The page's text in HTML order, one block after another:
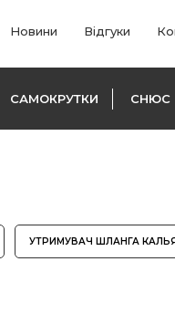
Новини Відгуки
САМОКРУТКИ СНЮС
УТРИМУВАЧ ШЛАНГА